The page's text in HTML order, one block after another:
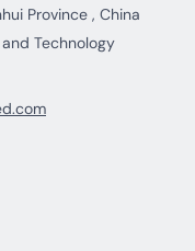
Province , China
Technology